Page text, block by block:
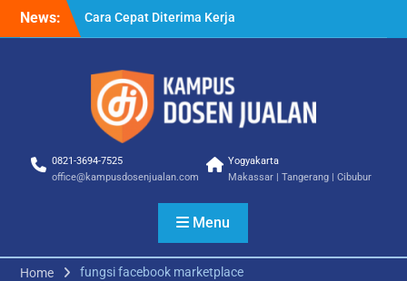
News:
Cara Cepat Diterima Kerja
– Tips Praktis yang Bisa
Cara Biar Dapat Pekerjaan
– Panduan Lengkap untuk
Pencari Kerja
Cara Dapat Pekerjaan –
Memperbesar Peluang
0821-3694-7525
office@kampusdosenjualan.com
Yogyakarta
Makassar | Tangerang | Cibubur
Menu
Home fungsi facebook marketplace